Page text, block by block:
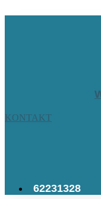
KONTAKT
62231328